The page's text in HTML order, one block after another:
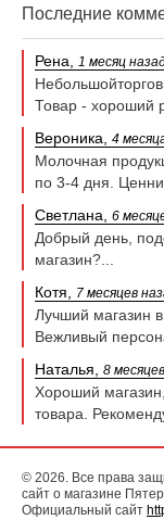
Последние
Рена, 1 месяц
Товар - хороший
Вероника, 4
Молочная
по 3-4 дня.
Светлана, 6
Добрый день,
магазин?...
Котя,
7 месяцев
Лучший магазин
Вежливый
Наталья, 8
Хороший
товара.
© 2026. Все права
сайт о магазине
Официальный сайт